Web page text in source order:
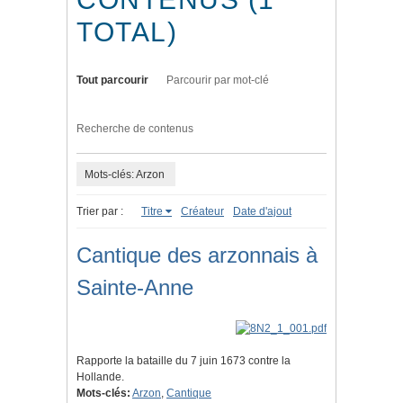
TOTAL)
Tout parcourir Parcourir par mot-clé
Recherche de contenus
Mots-clés: Arzon
Trier par : Titre Créateur Date d'ajout
Cantique des arzonnais à
Sainte-Anne
Rapporte la bataille du 7 juin 1673 contre la
Hollande.
Mots-clés: Arzon, Cantique